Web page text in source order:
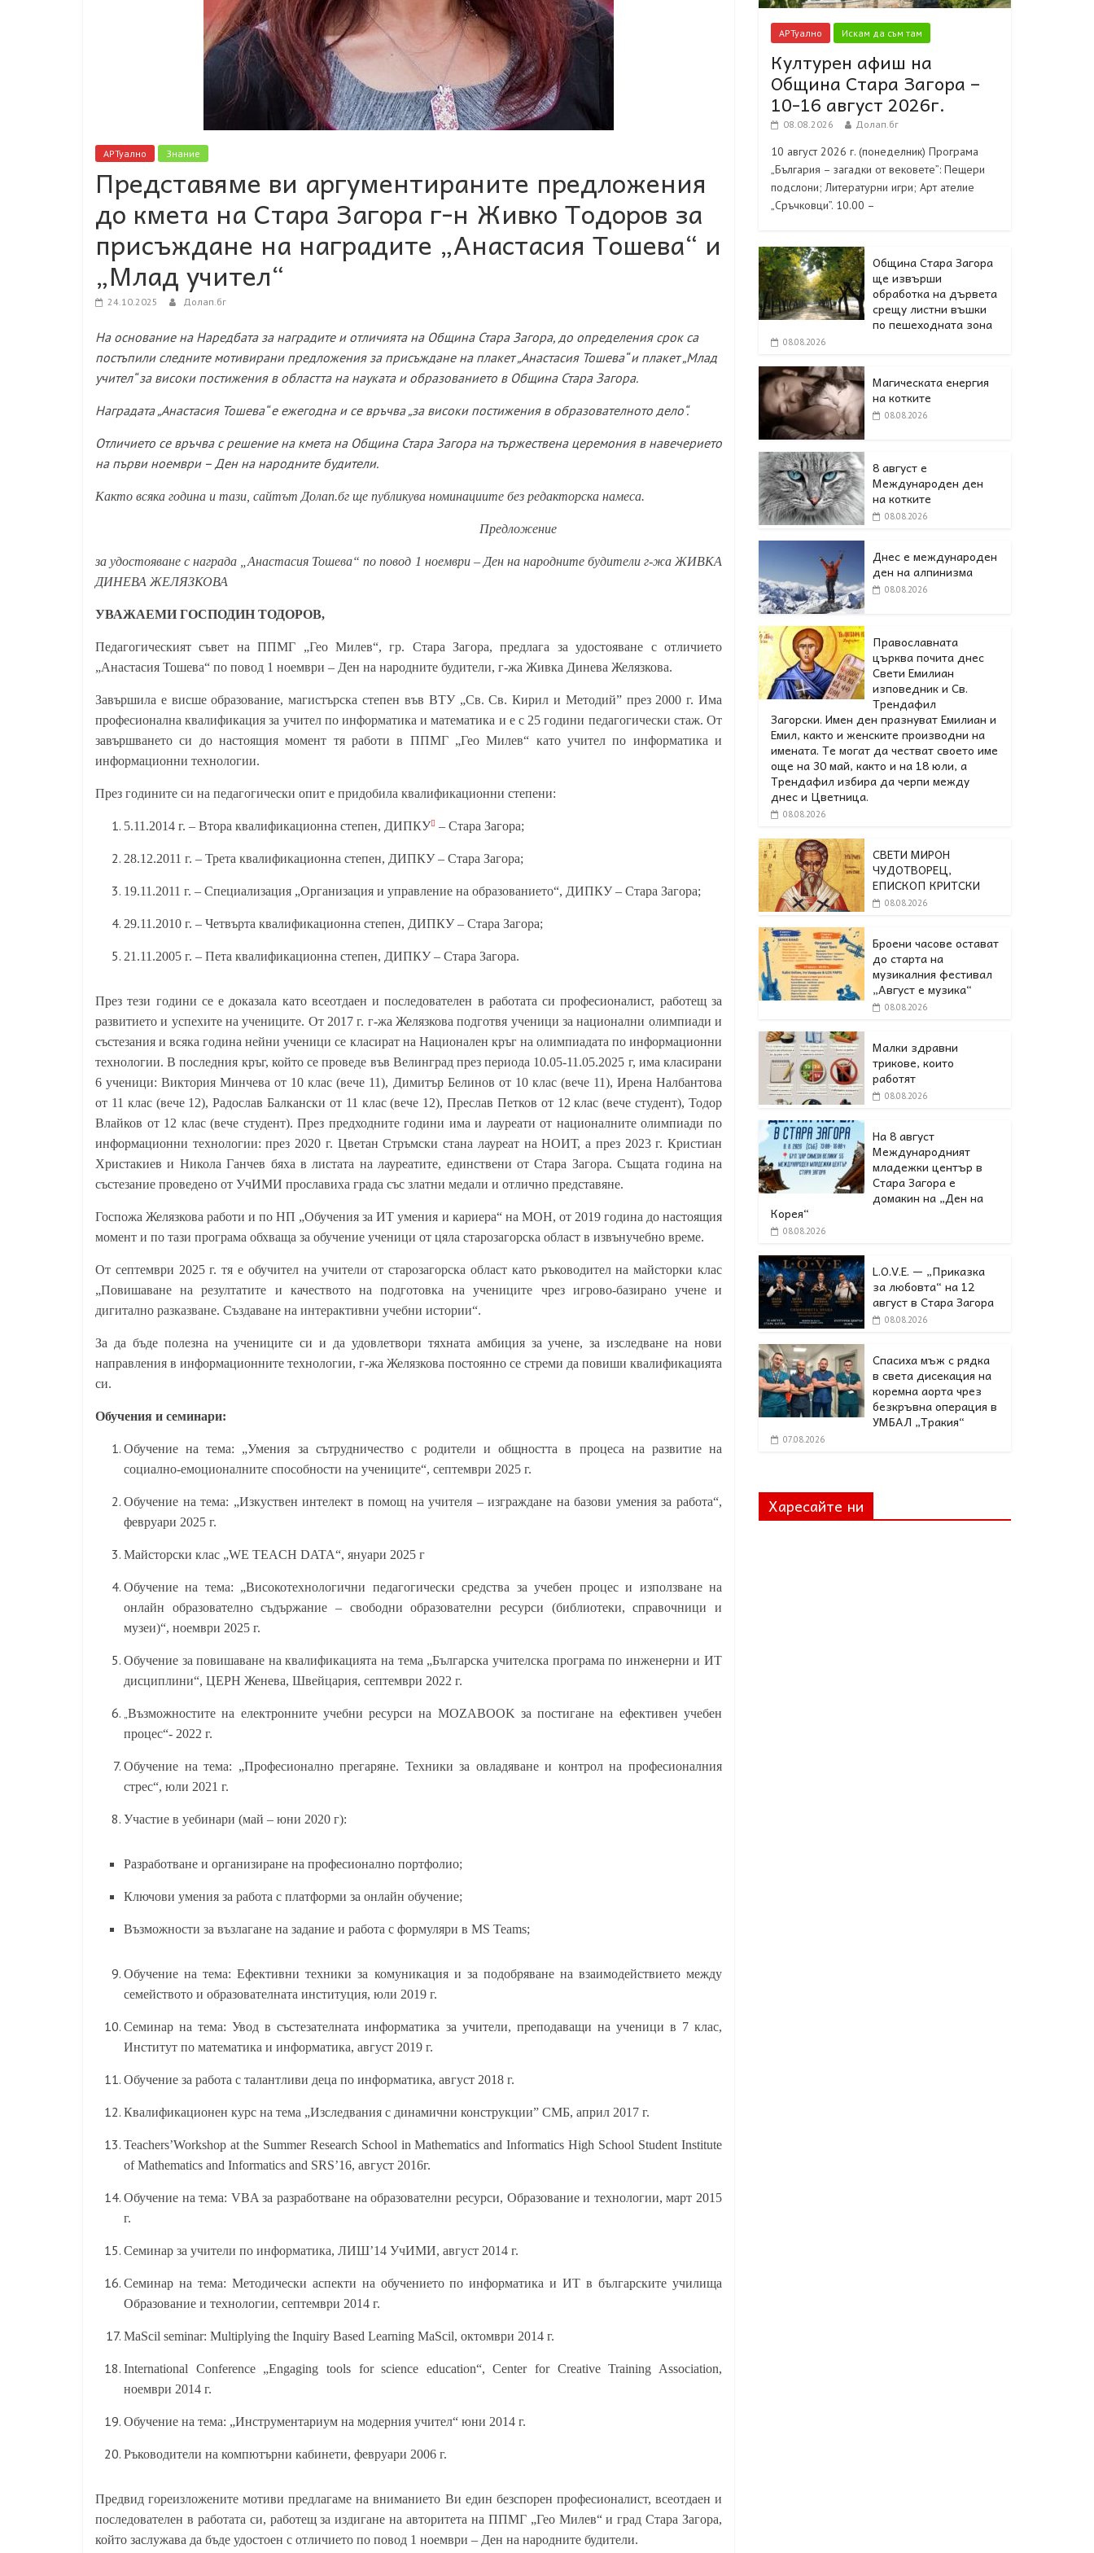
АРТуално Знание
Представяме ви аргументираните предложения
до кмета на Стара Загора г-н Живко Тодоров за
присъждане на наградите „Анастасия Тошева“ и
„Млад учител“
24.10.2025 Долап.бг
На основание на Наредбата за наградите и отличията на Община Стара Загора, до определения срок са
постъпили следните мотивирани предложения за присъждане на плакет „Анастасия Тошева“ и плакет „Млад
учител“ за високи постижения в областта на науката и образованието в Община Стара Загора.
Наградата „Анастасия Тошева“ е ежегодна и се връчва „за високи постижения в образователното дело“.
Отличието се връчва с решение на кмета на Община Стара Загора на тържествена церемония в навечерието
на първи ноември – Ден на народните будители.
Както всяка година и тази, сайтът Долап.бг ще публикува номинациите без редакторска намеса.
Предложение
за удостояване с награда „Анастасия Тошева“ по повод 1 ноември – Ден на народните будители г-жа ЖИВКА
ДИНЕВА ЖЕЛЯЗКОВА
УВАЖАЕМИ ГОСПОДИН ТОДОРОВ,
Педагогическият съвет на ППМГ „Гео Милев“, гр. Стара Загора, предлага за удостояване с отличието
„Анастасия Тошева“ по повод 1 ноември – Ден на народните будители, г-жа Живка Динева Желязкова.
Завършила е висше образование, магистърска степен във ВТУ „Св. Св. Кирил и Методий” през 2000 г. Има
професионална квалификация за учител по информатика и математика и е с 25 години педагогически стаж. От
завършването си до настоящия момент тя работи в ППМГ „Гео Милев“ като учител по информатика и
информационни технологии.
През годините си на педагогически опит е придобила квалификационни степени:
5.11.2014 г. – Втора квалификационна степен, ДИПКУ – Стара Загора;
28.12.2011 г. – Трета квалификационна степен, ДИПКУ – Стара Загора;
19.11.2011 г. – Специализация „Организация и управление на образованието“, ДИПКУ – Стара Загора;
29.11.2010 г. – Четвърта квалификационна степен, ДИПКУ – Стара Загора;
21.11.2005 г. – Пета квалификационна степен, ДИПКУ – Стара Загора.
През тези години се е доказала като всеотдаен и последователен в работата си професионалист, работещ за
развитието и успехите на учениците. От 201 7 г. г-жа Желязкова подготвя ученици за национални олимпиади и
състезания и всяка година нейни ученици се класират на Национален кръг на олимпиадата по информационни
технологии. В последния кръг, който се проведе във Велинград през периода 10.05-11.05.2025 г, има класирани
6 ученици: Виктория Минчева от 10 клас (вече 11), Димитър Белинов от 10 клас (вече 11), Ирена Налбантова
от 11 клас (вече 12), Радослав Балкански от 11 клас (вече 12), Преслав Петков от 12 клас (вече студент), Тодор
Влайков от 12 клас (вече студент). През предходните години има и лауреати от националните олимпиади по
информационни технологии: през 2020 г. Цветан Стръмски стана лауреат на НОИТ, а през 2023 г. Кристиан
Христакиев и Никола Ганчев бяха в листата на лауреатите, единствени от Стара Загора. Същата година на
състезание проведено от УчИМИ прославиха града със златни медали и отлично представяне.
Госпожа Желязкова работи и по НП „Обучения за ИТ умения и кариера“ на МОН, от 2019 година до настоящия
момент и по тази програма обхваща за обучение ученици от цяла старозагорска област в извънучебно време.
От септември 2025 г. тя е обучител на учители от старозагорска област като ръководител на майсторки клас
„Повишаване на резултатите и качеството на подготовка на учениците чрез игрово-базирано учене и
дигитално разказване. Създаване на интерактивни учебни истории“.
За да бъде полезна на учениците си и да удовлетвори тяхната амбиция за учене, за изследване на нови
направления в информационните технологии, г-жа Желязкова постоянно се стреми да повиши квалификацията
си.
Обучения и семинари:
Обучение на тема: „Умения за сътрудничество с родители и общността в процеса на развитие на
социално-емоционалните способности на учениците“, септември 2025 г.
Обучение на тема: „Изкуствен интелект в помощ на учителя – изграждане на базови умения за работа“,
февруари 2025 г.
Майсторски клас „WE TEACH DATA“, януари 2025 г
Обучение на тема: „Високотехнологични педагогически средства за учебен процес и използване на
онлайн образователно съдържание – свободни образователни ресурси (библиотеки, справочници и
музеи)“, ноември 2025 г.
Обучение за повишаване на квалификацията на тема „Българска учителска програма по инженерни и ИТ
дисциплини“, ЦЕРН Женева, Швейцария, септември 2022 г.
„Възможностите на електронните учебни ресурси на MOZABOOK за постигане на ефективен учебен
процес“- 2022 г.
Обучение на тема: „Професионално прегаряне. Техники за овладяване и контрол на професионалния
стрес“, юли 2021 г.
Участие в уебинари (май – юни 2020 г):
Разработване и организиране на професионално портфолио;
Ключови умения за работа с платформи за онлайн обучение;
Възможности за възлагане на задание и работа с формуляри в MS Teams;
Обучение на тема: Ефективни техники за комуникация и за подобряване на взаимодействието между
семейството и образователната институция, юли 2019 г.
Семинар на тема: Увод в състезателната информатика за учители, преподаващи на ученици в 7 клас,
Институт по математика и информатика, август 2019 г.
Обучение за работа с талантливи деца по информатика, август 2018 г.
Квалификационен курс на тема „Изследвания с динамични конструкции” СМБ, април 2017 г.
Teachers’Workshop at the Summer Research School in Mathematics and Informatics High School Student Institute
of Mathematics and Informatics and SRS’16, август 2016г.
Обучение на тема: VBA за разработване на образователни ресурси, Образование и технологии, март 2015
г.
Семинар за учители по информатика, ЛИШ’14 УчИМИ, август 2014 г.
Семинар на тема: Методически аспекти на обучението по информатика и ИТ в българските училища
Образование и технологии, септември 2014 г.
MaScil seminar: Multiplying the Inquiry Based Learning MaScil, октомври 2014 г.
International Conference „Engaging tools for science education“, Center for Creative Training Association,
ноември 2014 г.
Обучение на тема: „Инструментариум на модерния учител“ юни 2014 г.
Ръководители на компютърни кабинети, февруари 2006 г.
Предвид гореизложените мотиви предлагаме на вниманието Ви един безспорен професионалист, всеотдаен и
последователен в работата си, работещ за издигане на авторитета на ППМГ „Гео Милев“ и град Стара Загора,
който заслужава да бъде удостоен с отличието по повод 1 ноември – Ден на народните будители.
АРТуално Искам да съм там
Културен афиш на
Община Стара Загора –
10-16 август 2026г.
08.08.2026 Долап.бг
10 август 2026 г. (понеделник) Програма
„България – загадки от вековете”: Пещери
подслони; Литературни игри; Арт ателие
„Сръчковци”. 10.00 –
Община Стара Загора
ще извърши
обработка на дървета
срещу листни въшки
по пешеходната зона
08.08.2026
Магическата енергия
на котките
08.08.2026
8 август е
Международен ден
на котките
08.08.2026
Днес е международен
ден на алпинизма
08.08.2026
Православната
църква почита днес
Свети Емилиан
изповедник и Св.
Трендафил
Загорски. Имен ден празнуват Емилиан и
Емил, както и женските производни на
имената. Те могат да честват своето име
още на 30 май, както и на 18 юли, а
Трендафил избира да черпи между
днес и Цветница.
08.08.2026
СВЕТИ МИРОН
ЧУДОТВОРЕЦ,
ЕПИСКОП КРИТСКИ
08.08.2026
Броени часове остават
до старта на
музикалния фестивал
„Август е музика“
08.08.2026
Малки здравни
трикове, които
работят
08.08.2026
На 8 август
Международният
младежки център в
Стара Загора е
домакин на „Ден на
Корея“
08.08.2026
L.O.V.E. — „Приказка
за любовта“ на 12
август в Стара Загора
08.08.2026
Спасиха мъж с рядка
в света дисекация на
коремна аорта чрез
безкръвна операция в
УМБАЛ „Тракия“
07.08.2026
Харесайте ни